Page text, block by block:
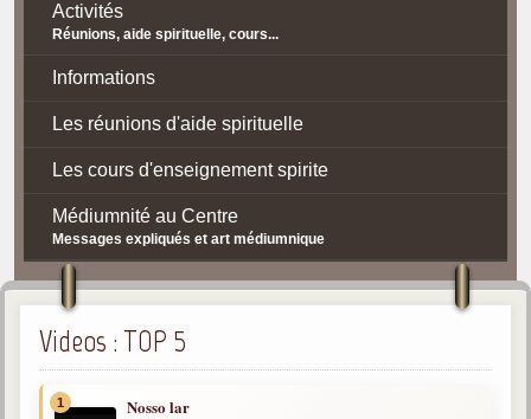
Activités
Réunions, aide spirituelle, cours...
Informations
Les réunions d'aide spirituelle
Les cours d'enseignement spirite
Médiumnité au Centre
Messages expliqués et art médiumnique
Contact / Accès
Plan d'accès
Spiritisme
La doctrine Spirite
Videos : TOP 5
1 Nosso lar